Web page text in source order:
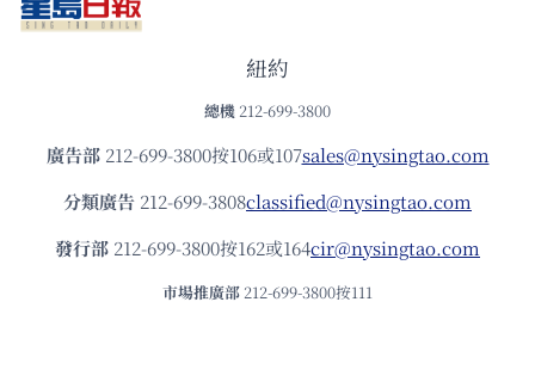
紐約
總機 212-699-3800
廣告部212-699-3800按106或107sales@nysingtao.com
分類廣告 212-699-3808classified@nysingtao.com
發⾏部 212-699-3800按162或164cir@nysingtao.com
市場推廣部 212-699-3800按111